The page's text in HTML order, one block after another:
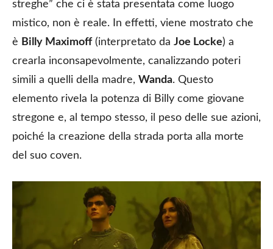
streghe” che ci è stata presentata come luogo
mistico, non è reale. In effetti, viene mostrato che
è Billy Maximoff(interpretato da Joe Locke) a
crearla inconsapevolmente, canalizzando poteri
simili a quelli della madre, Wanda. Questo
elemento rivela la potenza di Billy come giovane
stregone e, al tempo stesso, il peso delle sue azioni,
poiché la creazione della strada porta alla morte
del suo coven.